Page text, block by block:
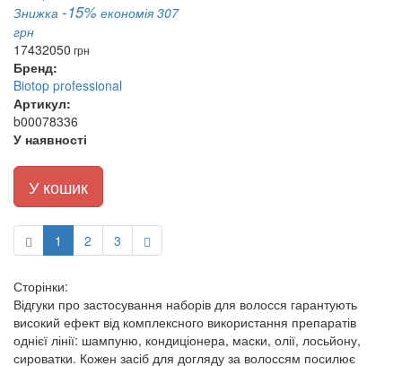
Знижка -15% економія 307
грн
17432050 грн
Бренд:
Biotop professional
Артикул:
b00078336
У наявності
У кошик
1 2 3
Сторінки:
Відгуки про застосування наборів для волосся гарантують
високий ефект від комплексного використання препаратів
однієї лінії: шампуню, кондиціонера, маски, олії, лосьйону,
сироватки. Кожен засіб для догляду за волоссям посилює